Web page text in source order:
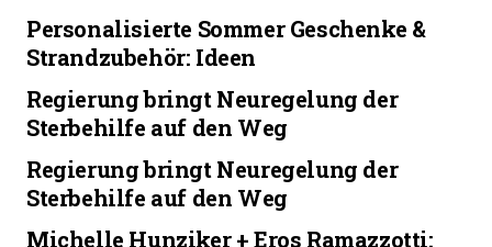
Personalisierte Sommer Geschenke &
Strandzubehör: Ideen
Regierung bringt Neuregelung der
Sterbehilfe auf den Weg
Regierung bringt Neuregelung der
Sterbehilfe auf den Weg
Michelle Hunziker + Eros Ramazzotti: